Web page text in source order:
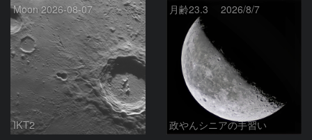
Moon 2026-08-07
IKT2
月齢23.3 2026/8/7
政やんシニアの手習い